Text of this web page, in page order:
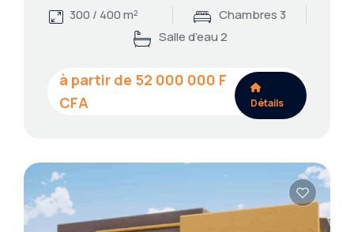
300 / 400 m²
Chambres 3
Salle d’eau 2
52 000 000
Détails